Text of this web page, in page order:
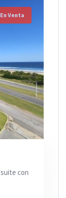
En Venta
con